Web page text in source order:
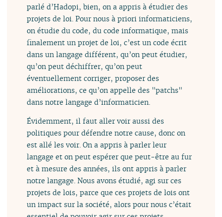
parlé d’Hadopi, bien, on a appris à étudier des
projets de loi. Pour nous à priori informaticiens,
on étudie du code, du code informatique, mais
finalement un projet de loi, c’est un code écrit
dans un langage différent, qu’on peut étudier,
qu’on peut déchiffrer, qu’on peut
éventuellement corriger, proposer des
améliorations, ce qu’on appelle des "patchs"
dans notre langage d’informaticien.
Évidemment, il faut aller voir aussi des
politiques pour défendre notre cause, donc on
est allé les voir. On a appris à parler leur
langage et on peut espérer que peut-être au fur
et à mesure des années, ils ont appris à parler
notre langage. Nous avons étudié, agi sur ces
projets de lois, parce que ces projets de lois ont
un impact sur la société, alors pour nous c’était